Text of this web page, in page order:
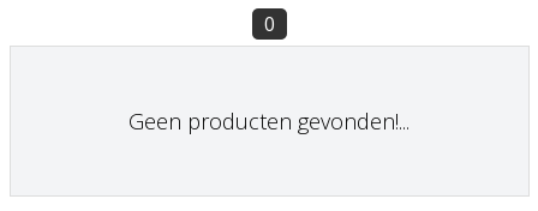
0
Geen producten gevonden!...